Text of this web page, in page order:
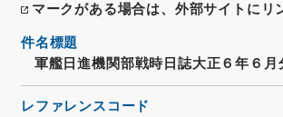
マークがある場合は、外部サイトにリ
件名標題
軍艦日進機関部戦時日誌大正６年６月
レファレンスコード